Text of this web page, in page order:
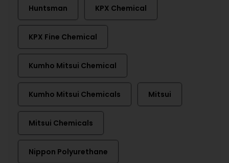
Huntsman KPX Chemical
KPX Fine Chemical
Kumho Mitsui Chemical
Kumho Mitsui Chemicals Mitsui
Mitsui Chemicals
Nippon Polyurethane